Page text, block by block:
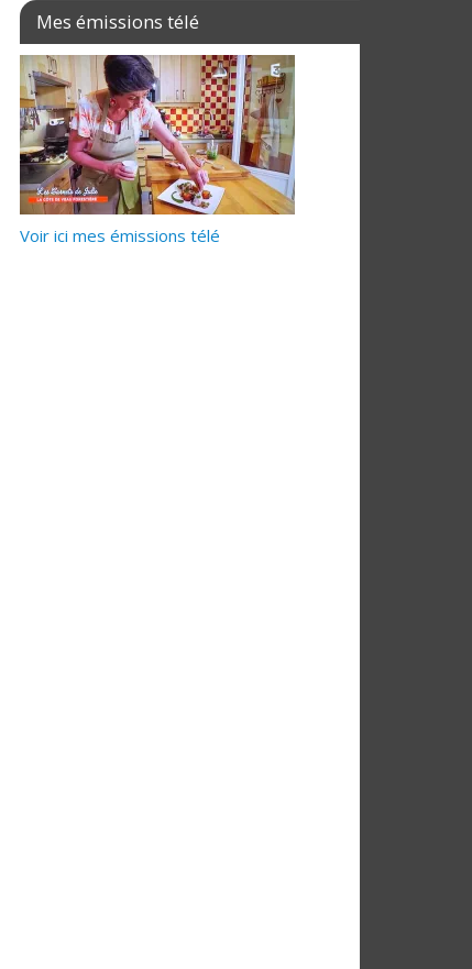
Mes émissions télé
Voir ici mes émissions télé